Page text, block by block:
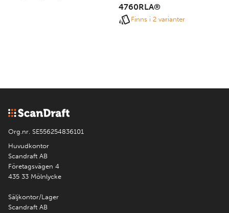
4760RLA®
Finns i 2 varianter
Org.nr. SE556254836101
Huvudkontor
Scandraft AB
Företagsvägen 4
435 33 Mölnlycke
Säljkontor/Lager
Scandraft AB